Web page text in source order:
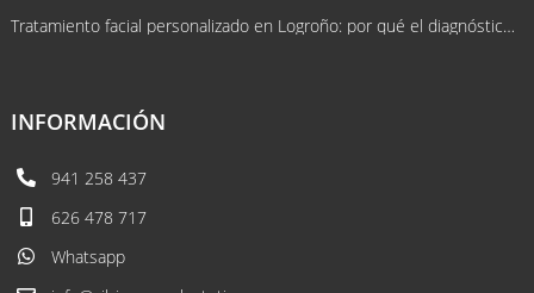
Tratamiento facial personalizado en Logroño: por qué el diagnóstico lo cambia...
INFORMACIÓN
941 258 437
626 478 717
Whatsapp